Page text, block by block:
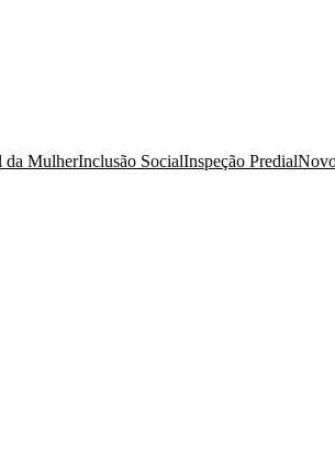
da MulherInclusão SocialInspeção Predial